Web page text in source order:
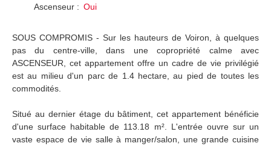
Ascenseur : Oui
SOUS COMPROMIS - Sur les hauteurs de Voiron, à quelques
pas du centre-ville, dans une copropriété calme avec
ASCENSEUR, cet appartement offre un cadre de vie privilégié
est au milieu d'un parc de 1.4 hectare, au pied de toutes les
commodités.
Situé au dernier étage du bâtiment, cet appartement bénéficie
d'une surface habitable de 113.18 m². L'entrée ouvre sur un
vaste espace de vie salle à manger/salon, une grande cuisine